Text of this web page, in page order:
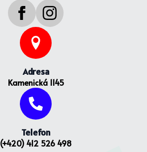
Adresa
Kamenická 1145
Telefon
(+420) 412 526 498